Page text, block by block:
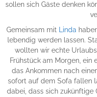
sollen sich Gäste denken
Gemeinsam mit Linda
lebendig werden lassen.
wollten wir echte
Frühstück am Morgen, ein
das Ankommen nach
sofort auf dem Sofa fallen
dabei, dass sich zukünftige